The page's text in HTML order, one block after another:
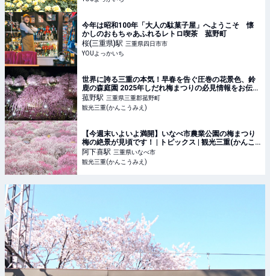
今年は昭和100年「大人の駄菓子屋」へようこそ 懐
かしのおもちゃあふれるレトロ喫茶 菰野町
桜(三重県)駅 三重県四日市市
YOUよっかいち
世界に誇る三重の本気！早春を告ぐ圧巻の花景色、鈴
鹿の森庭園 2025年しだれ梅まつりの必見情報をお伝え
します♪ | トピックス | 観光三重(かんこうみえ)
菰野駅 三重県三重郡菰野町
観光三重(かんこうみえ)
【今週末いよいよ満開】いなべ市農業公園の梅まつり
梅の絶景が見頃です！ | トピックス | 観光三重(かんこ
うみえ)
阿下喜駅 三重県いなべ市
観光三重(かんこうみえ)